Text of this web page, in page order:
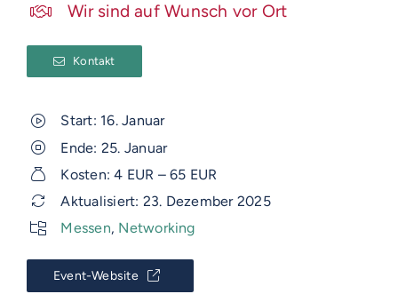
Wir sind auf Wunsch vor Ort
Kontakt
Start: 16. Januar
Ende: 25. Januar
Kosten: 4 EUR – 65 EUR
Aktualisiert: 23. Dezember 2025
Messen, Networking
Event-Website